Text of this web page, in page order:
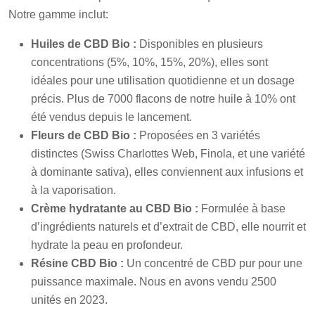
Notre gamme inclut:
Huiles de CBD Bio : Disponibles en plusieurs
concentrations (5%, 10%, 15%, 20%), elles sont
idéales pour une utilisation quotidienne et un dosage
précis. Plus de 7000 flacons de notre huile à 10% ont
été vendus depuis le lancement.
Fleurs de CBD Bio : Proposées en 3 variétés
distinctes (Swiss Charlottes Web, Finola, et une variété
à dominante sativa), elles conviennent aux infusions et
à la vaporisation.
Crème hydratante au CBD Bio : Formulée à base
d’ingrédients naturels et d’extrait de CBD, elle nourrit et
hydrate la peau en profondeur.
Résine CBD Bio : Un concentré de CBD pur pour une
puissance maximale. Nous en avons vendu 2500
unités en 2023.